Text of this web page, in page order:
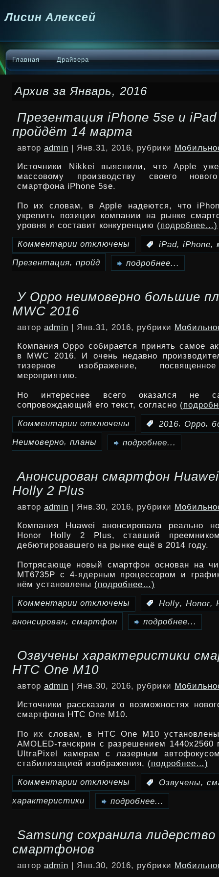
Лисин Алексей
Главная Драйвера
Архив за Январь, 2016
Презентация iPhone 5se и
пройдёт 14 марта
автор admin | Янв.31, 2016, рубрики
Источники Nikkei выяснили, что Apple
массовому производству своего
смартфона iPhone 5se.
По их словам, в Apple надеются, что
укрепить позиции компании на рынке
уровня и составит конкуренцию (подробнее…)
Комментарии
записи
iPhone
5se
и
iPad
Air
пройдёт
14
отключены iPad, iPhone,
Презентация, пройд подробнее...
У Oppo неимоверно большие
MWC 2016
автор admin | Янв.31, 2016, рубрики
Компания Oppo собирается принять самое
в MWC 2016. И очень недавно
тизерное изображение,
мероприятию.
Но интереснее всего оказался не
сопровождающий его текст, согласно
Комментарии
записи
Oppo
неимоверно
большие
планы
на
MWC
2016
отключены 2016, Oppo,
Неимоверно, планы подробнее...
Анонсирован смартфон
Holly 2 Plus
автор admin | Янв.30, 2016, рубрики
Компания Huawei анонсировала реально
Honor Holly 2 Plus, ставший
дебютировавшего на рынке ещё в 2014 году.
Потрясающе новый смартфон основан на
MT6735P с 4-ядерным процессором и
нём установлены (подробнее…)
Комментарии
записи
смартфон
Huawei
Honor
Holly
Plus
отключены Holly, Honor,
анонсирован, смартфон подробнее...
Озвучены характеристики
HTC One M10
автор admin | Янв.30, 2016, рубрики
Источники рассказали о возможностях
смартфона HTC One M10.
По их словам, в HTC One M10
AMOLED-тачскрин с разрешением
UltraPixel камерам с лазерным
стабилизацией изображения, (подробнее…)
Комментарии
записи
характеристики
смартфона
HTC
отключены Озвучены,
характеристики
подробнее...
Samsung сохранила
смартфонов
автор admin | Янв.30, 2016, рубрики